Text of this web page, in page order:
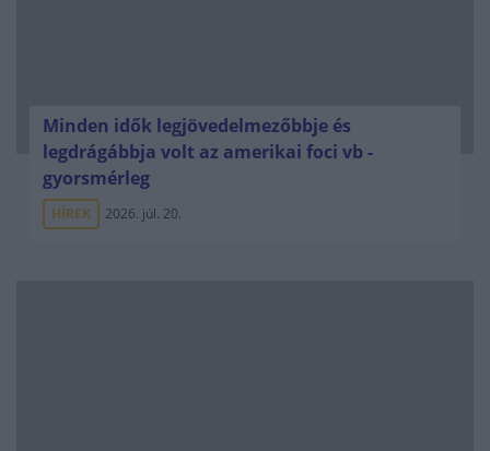
Minden idők legjövedelmezőbbje és
legdrágábbja volt az amerikai foci vb -
gyorsmérleg
HÍREK 2026. júl. 20.